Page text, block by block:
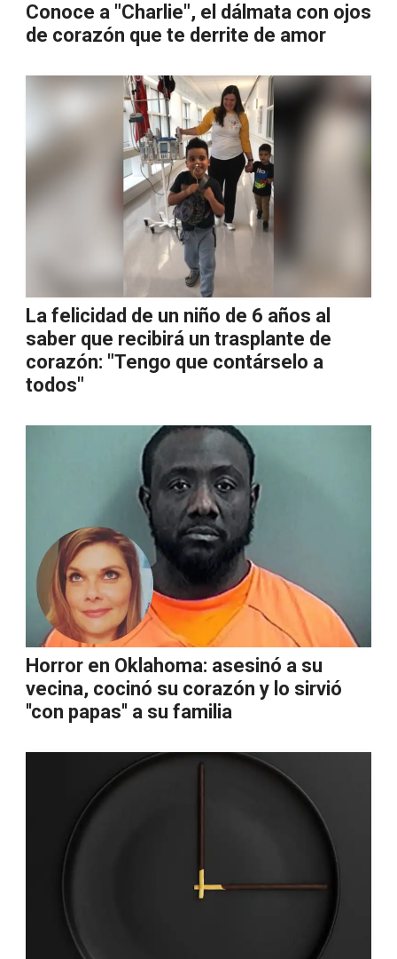
Conoce a "Charlie", el dálmata con ojos
de corazón que te derrite de amor
La felicidad de un niño de 6 años al
saber que recibirá un trasplante de
corazón: "Tengo que contárselo a
todos"
Horror en Oklahoma: asesinó a su
vecina, cocinó su corazón y lo sirvió
''con papas'' a su familia